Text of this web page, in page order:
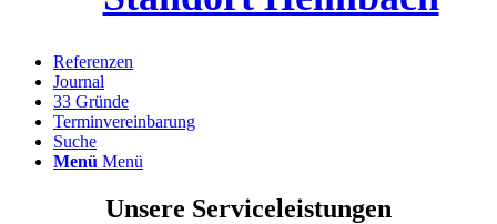
Referenzen
Journal
33 Gründe
Terminvereinbarung
Suche
Menü Menü
Unsere Serviceleistungen